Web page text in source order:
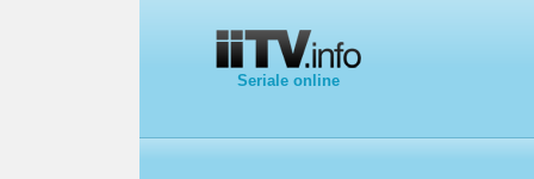
Seriale online